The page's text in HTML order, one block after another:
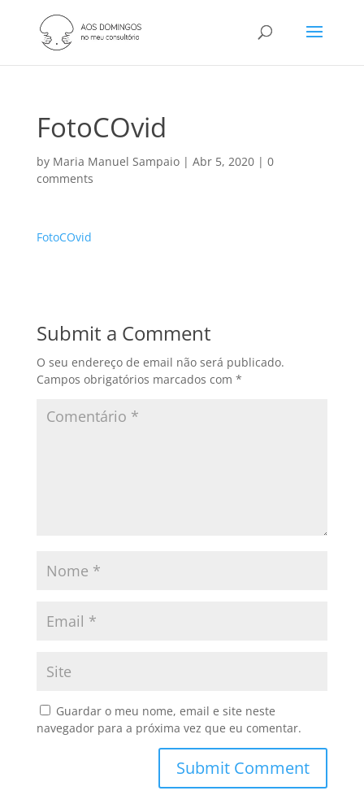
FotoCOvid
by Maria Manuel Sampaio| Abr 5, 2020| 0
comments
FotoCOvid
Submit a Comment
O seu endereço de email não será publicado.
Campos obrigatórios marcados com *
Guardar o meu nome, email e site neste
navegador para a próxima vez que eu comentar.